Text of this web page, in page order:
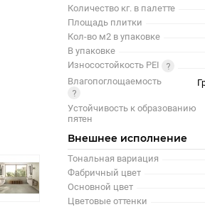
Количество кг. в палетте
Площадь плитки
Кол-во м2 в упаковке
В упаковке
Износостойкость PEI
Влагопоглощаемость
Устойчивость к образованию
пятен
Внешнее исполнение
Тональная вариация
Фабричный цвет
Основной цвет
Цветовые оттенки